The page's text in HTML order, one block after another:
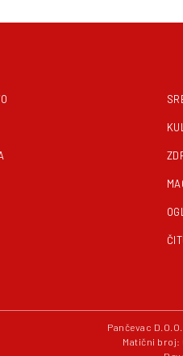
Pančevac
Matični broj: